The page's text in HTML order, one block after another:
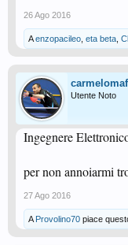
26 Ago 2016
Aenzopacileo eta beta
carmelomaf
Utente Noto
Ingegnere
per non annoiarmi
27 Ago 2016
A Provolino70 piace